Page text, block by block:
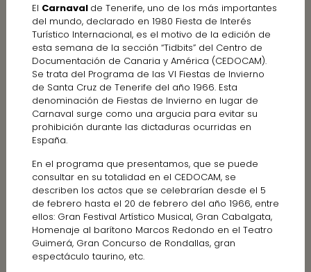
El Carnaval de Tenerife, uno de los más importantes
del mundo, declarado en 1980 Fiesta de Interés
Turístico Internacional, es el motivo de la edición de
esta semana de la sección “Tidbits” del Centro de
Documentación de Canaria y América (CEDOCAM).
Se trata del Programa de las VI Fiestas de Invierno
de Santa Cruz de Tenerife del año 1966. Esta
denominación de Fiestas de Invierno en lugar de
Carnaval surge como una argucia para evitar su
prohibición durante las dictaduras ocurridas en
España.
En el programa que presentamos, que se puede
consultar en su totalidad en el CEDOCAM, se
describen los actos que se celebrarían desde el 5
de febrero hasta el 20 de febrero del año 1966, entre
ellos: Gran Festival Artístico Musical, Gran Cabalgata,
Homenaje al barítono Marcos Redondo en el Teatro
Guimerá, Gran Concurso de Rondallas, gran
espectáculo taurino, etc.